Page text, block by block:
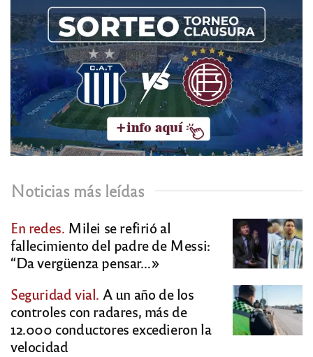
Noticias más leídas
En redes. Milei se refirió al
fallecimiento del padre de Messi:
“Da vergüenza pensar…»
Seguridad vial. A un año de los
controles con radares, más de
12.000 conductores excedieron la
velocidad